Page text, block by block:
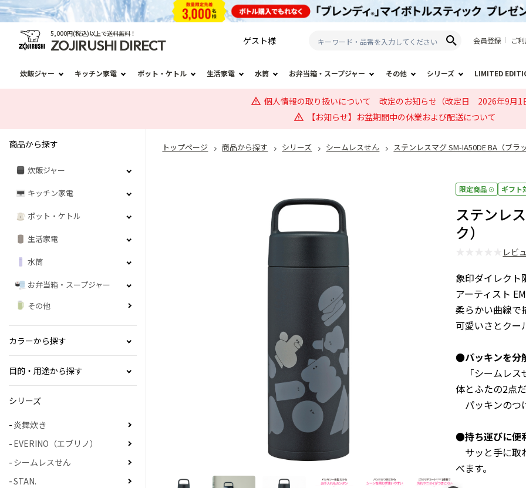
5,000円(税込)以上で送料無料！
ZOJIRUSHI DIRECT ゲスト様 会員登録 ご
炊飯ジャー キッチン家電 ポット・ケトル 生活家電 水筒 お弁当箱・スープジャー その他 シリーズ LIMITED
個人情報の取り扱いについて 改定のお知らせ（改定日 2026年9月1
【お知らせ】お盆期間中の休業および配送について
トップページ 商品から探す シリーズ シームレスせん ステンレスマグ SM-IA50DE BA（ブラッ
限定商品 ギフト
ステンレ
ク）
レビ
象印ダイレクト
アーティスト
柔らかい曲線で
可愛いさとクー
●パッキンを分
「シームレ
体とふたの2点だ
パッキンのつ
●持ち運びに便
サッと手に取
べます。
商品から探す
炊飯ジャー
キッチン家電
ポット・ケトル
生活家電
水筒
お弁当箱・スープジャー
その他
カラーから探す
目的・用途から探す
シリーズ
炎舞炊き
EVERINO（エブリノ）
シームレスせん
STAN.